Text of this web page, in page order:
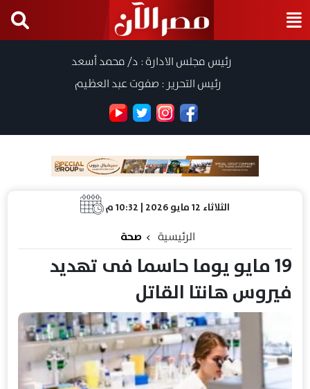
رئيس مجلس الادارة : د/ محمد أسعد
رئيس التحرير : صفوت عبد العظيم
الثلاثاء 12 مايو 2026 | 10:32 م
الرئيسية صحة
19 مايو يوما حاسما فى تهديد
فيروس هانتا القاتل